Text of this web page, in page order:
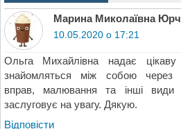
Марина Миколаївна
10.05.2020 о 17:21
Ольга Михайлівна надає цікаву
знайомляться між собою через
вправ, малювання та інші види
заслуговує на увагу. Дякую.
Відповіcти